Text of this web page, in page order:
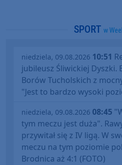
SPORT w
niedziela, 09.08.2026 10:51
jubileusz Śliwickiej Dyszki.
Borów Tucholskich z
"Jest to bardzo wysoki
niedziela, 09.08.2026 08:45
tym meczu jest duża".
przywitał się z IV ligą. W
meczu na tym poziomie
Brodnica aż 4:1 (FOTO)